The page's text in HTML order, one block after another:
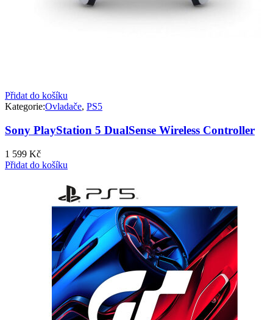
Přidat do košíku
Kategorie:Ovladače, PS5
Sony PlayStation 5 DualSense Wireless Controller
1 599 Kč
Přidat do košíku